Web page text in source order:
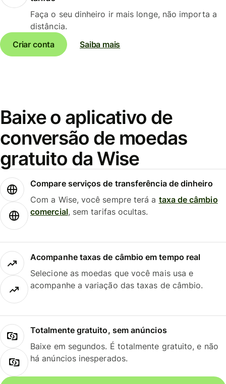
Faça o seu dinheiro ir mais longe, não importa a
distância.
Criar conta
Saiba mais
Baixe o aplicativo de
conversão de moedas
gratuito da Wise
Compare serviços de transferência de dinheiro
Com a Wise, você sempre terá a taxa de câmbio
comercial, sem tarifas ocultas.
Acompanhe taxas de câmbio em tempo real
Selecione as moedas que você mais usa e
acompanhe a variação das taxas de câmbio.
Totalmente gratuito, sem anúncios
Baixe em segundos. É totalmente gratuito, e não
há anúncios inesperados.